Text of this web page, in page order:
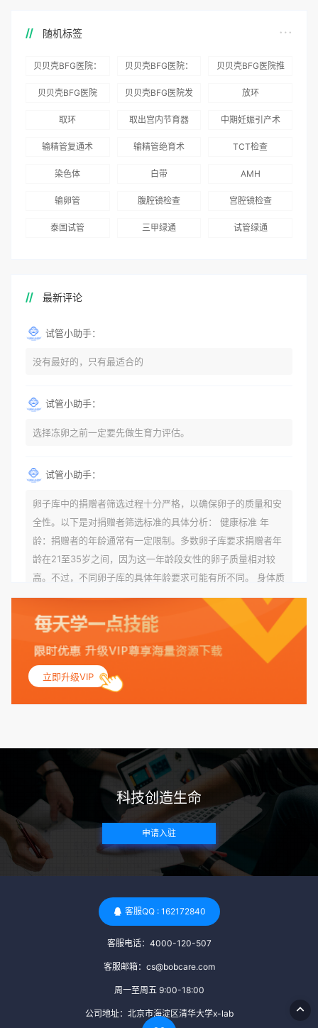
随机标签
贝贝壳BFG医院：
务
贝贝壳BFG医院：
术”和“法律支持”
贝贝壳BFG医院推
贝贝壳BFG医院
贝贝壳BFG医院发
国版）》
放环
取环 取出宫内节育器 中期妊娠引产术
输精管复通术 输精管绝育术 TCT检查
染色体 白带 AMH
输卵管 腹腔镜检查 宫腔镜检查
泰国试管 三甲绿通 试管绿通
最新评论
试管小助手：
没有最好的，只有最适合的
试管小助手：
选择冻卵之前一定要先做生育力评估。
试管小助手：
卵子库中的捐赠者筛选过程十分严格，以确保卵子的质量和安
全性。以下是对捐赠者筛选标准的具体分析： 健康标准 年
龄：捐赠者的年龄通常有一定限制。多数卵子库要求捐赠者年
龄在21至35岁之间，因为这一年龄段女性的卵子质量相对较
高。不过，不同卵子库的具体年龄要求可能有所不同。 身体质
量指数（BMI）：捐赠者的BMI通常需要在正常范围内，以确
保其身体健康状况良好。过高的BMI可能与多种健康问题相关
联，包括不孕症和妊娠并发症。 生殖健康：捐赠者需要有规律
的月经期，无生殖障碍或异常问题。此外，还需要进行详细的
妇科检查，以确保其生殖系统的健康。 遗传病史与家族病史：
捐赠者及其家庭成员需要无严重的遗传病史、精神病史和传染
病史。这通常需要通过基因检测、家族史调查和医疗记录审查
带任何可传染给受卵者的病原体。 药物与生活习惯：捐赠者需
要是非尼古丁使用者、非吸烟者、非吸毒者，并且未使用可能
影响卵子质量的药物，如某些精神药物和避孕植入物。 学历与
心理标准 学历要求：部分卵子库对捐赠者的学历有一定要求，
但这并非普遍标准。一些卵子库可能更倾向于选择受过高等教
育的女性作为捐赠者，但这并不是绝对的筛选条件。 心理状态
评估：捐赠者需要进行心理状态评估，以确定其对捐赠过程的
于确保捐赠者在捐赠过程中保持积极的心态，并理解其捐赠行
为的意义。 其他标准 责任心与沟通能力：由于捐卵过程的时
间不确定性，捐赠者需要有责任心，善于沟通，并尊重预约和
时间表。这有助于确保捐赠周期的顺利进行，并保障受卵者的
明等材料，并接受卵子库的全面审查和评估。 综上所述，卵子
立即升级VIP
科技创造生命
申请入驻
客服QQ : 162172840
客服电话：4000-120-507
客服邮箱：cs@bobcare.com
周一至周五 9:00-18:00
公司地址：北京市海淀区清华大学x-lab